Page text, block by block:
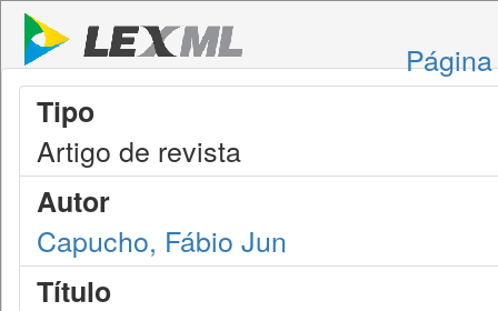
Tipo
Artigo de revista
Autor
Capucho, Fábio Jun
Título